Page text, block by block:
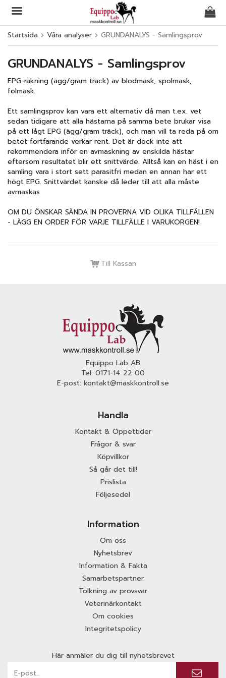
Produkten har blivit tillagd i varukorgen
Startsida Våra analyser GRUNDANALYS - Samlingsprov
GRUNDANALYS - Samlingsprov
EPG-räkning (ägg/gram träck) av blodmask, spolmask,
fölmask.
Ett samlingsprov kan vara ett alternativ då man t.ex. vet
sedan tidigare att alla hästarna på samma bete brukar visa
på ett lågt EPG (ägg/gram träck), och man vill ta reda på om
betet fortfarande verkar rent. Det är dock inte att
rekommendera inför en avmaskning av enskilda hästar
eftersom resultatet blir ett snittvärde. Alltså kan en häst i en
samling vara i stort sett parasitfri medan en annan har ett
högt EPG. Snittvärdet kanske då leder till att alla måste
avmaskas
OM DU ÖNSKAR SÄNDA IN PROVERNA VID OLIKA TILLFÄLLEN
- LÄGG EN ORDER FÖR VARJE TILLFÄLLE I VARUKORGEN!
Till Kassan
Equippo Lab AB
Tel: 0171-14 22 00
E-post: kontakt@maskkontroll.se
Handla
Kontakt & Öppettider
Frågor & svar
Köpvillkor
Så går det till!
Prislista
Följesedel
Information
Om oss
Nyhetsbrev
Information & Fakta
Samarbetspartner
Tolkning av provsvar
Veterinärkontakt
Om cookies
Integritetspolicy
Här anmäler du dig till nyhetsbrevet